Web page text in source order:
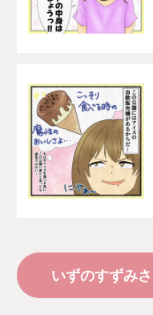
いずのすずみ